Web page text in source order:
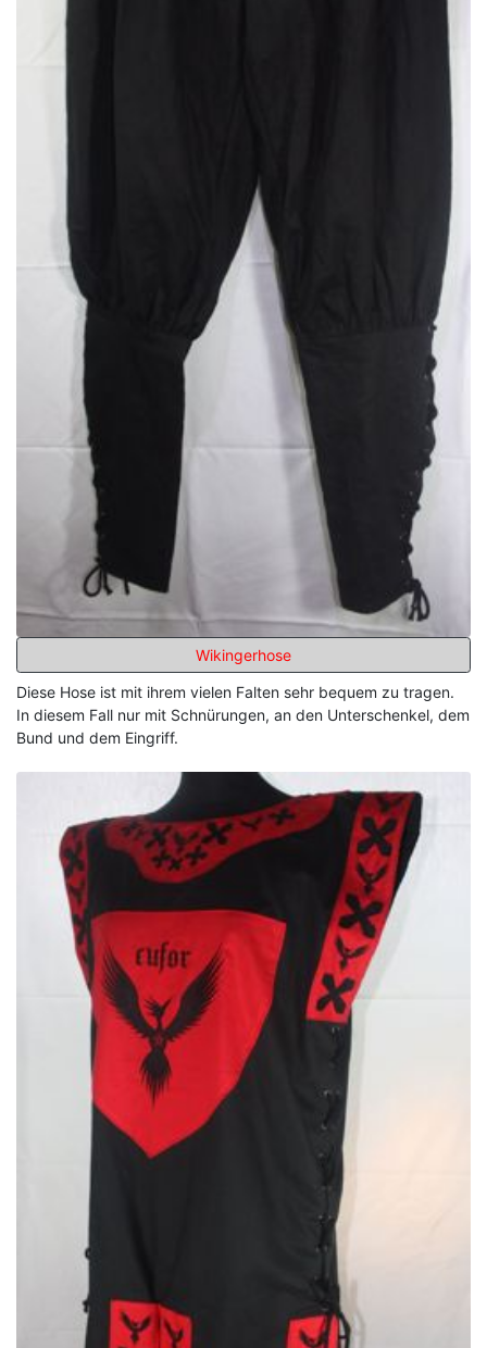
Wikingerhose
Diese Hose ist mit ihrem vielen Falten sehr bequem zu tragen.
In diesem Fall nur mit Schnürungen, an den Unterschenkel, dem
Bund und dem Eingriff.